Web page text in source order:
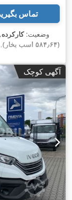
تماس
وضعیت:کارکرده
(۵۸۴٫۶۴ اسب بخار)
/ 8mm, پیکربندی
, کابین راننده:
روزانه, نوع
هوا, تعداد
, وزن عملیاتی:
آگهی کوچک